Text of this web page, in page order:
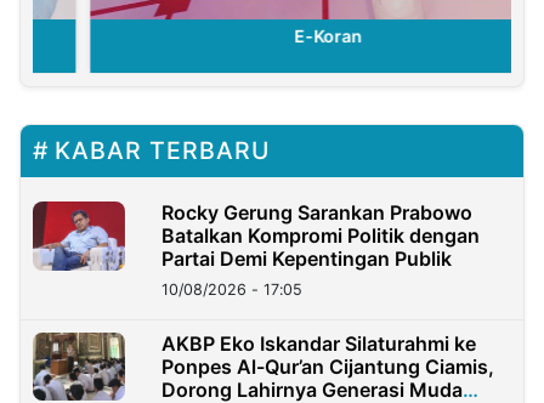
E-Koran
KABAR TERBARU
Rocky Gerung Sarankan Prabowo
Batalkan Kompromi Politik dengan
Partai Demi Kepentingan Publik
10/08/2026 - 17:05
AKBP Eko Iskandar Silaturahmi ke
Ponpes Al-Qur’an Cijantung Ciamis,
Dorong Lahirnya Generasi Muda